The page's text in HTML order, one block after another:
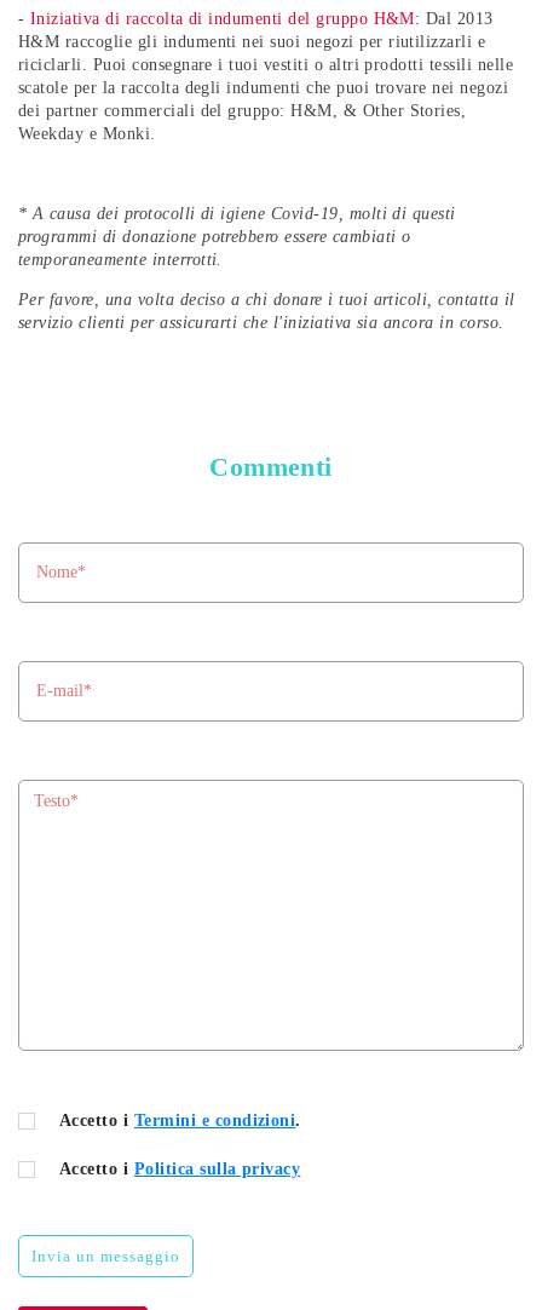
- Iniziativa di raccolta di indumenti del gruppo H&M: Dal 2013
H&M raccoglie gli indumenti nei suoi negozi per riutilizzarli e
riciclarli. Puoi consegnare i tuoi vestiti o altri prodotti tessili nelle
scatole per la raccolta degli indumenti che puoi trovare nei negozi
dei partner commerciali del gruppo: H&M, & Other Stories,
Weekday e Monki.
* A causa dei protocolli di igiene Covid-19, molti di questi
programmi di donazione potrebbero essere cambiati o
temporaneamente interrotti.
Per favore, una volta deciso a chi donare i tuoi articoli, contatta il
servizio clienti per assicurarti che l'iniziativa sia ancora in corso.
Commenti
Accetto i Termini e condizioni.
Accetto i Politica sulla privacy
Invia un messaggio